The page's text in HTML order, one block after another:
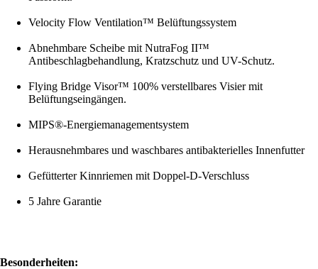
Velocity Flow Ventilation™ Belüftungssystem
Abnehmbare Scheibe mit NutraFog II™
Antibeschlagbehandlung, Kratzschutz und UV-Schutz.
Flying Bridge Visor™ 100% verstellbares Visier mit
Belüftungseingängen.
MIPS®-Energiemanagementsystem
Herausnehmbares und waschbares antibakterielles Innenfutter
Gefütterter Kinnriemen mit Doppel-D-Verschluss
5 Jahre Garantie
Besonderheiten: